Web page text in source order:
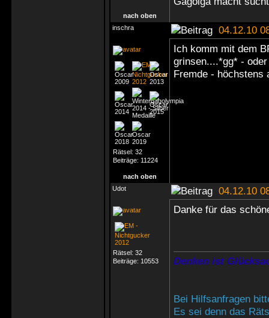
nach oben
inschra
04.12.10
Rätsel: 32
Beiträge: 11224
Ich komm mit dem
grinsen....*gg* -
Fremde -
nach oben
Udot
04.12.10
Rätsel: 32
Beiträge: 10553
Danke für das
Denken ist
Bei Hilfsanfragen
Es sei denn das